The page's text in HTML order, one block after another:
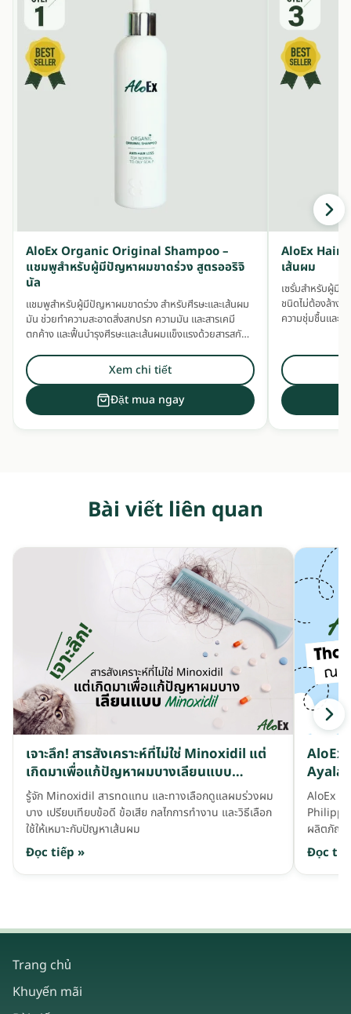
AloEx Organic Original Shampoo –
แชมพูสำหรับผู้มีปัญหาผมขาดร่วง สูตรออริจิ
นัล
แชมพูสำหรับผู้มีปัญหาผมขาดร่วง สำหรับศีรษะและเส้นผม
มัน ช่วยทำความสะอาดสิ่งสกปรก ความมัน และสารเคมี
ตกค้าง และฟื้นบำรุงศีรษะและเส้นผมแข็งแรงด้วยสารสกัด
Xem chi tiết
Đặt mua ngay
AloEx Hair
เส้นผม
เซรั่มสำหรับผู้มี
ชนิดไม่ต้องล้างอ
ความชุ่มชื้นและส
Bài viết liên quan
เจาะลึก! สารสังเคราะห์ที่ไม่ใช่ Minoxidil แต่
เกิดมาเพื่อแก้ปัญหาผมบางเลียนแบบ
Minoxidil
รู้จัก Minoxidil สารทดแทน และทางเลือกดูแลผมร่วงผม
บาง เปรียบเทียบข้อดี ข้อเสีย กลไกการทำงาน และวิธีเลือก
ใช้ให้เหมาะกับปัญหาเส้นผม
Đọc tiếp »
AloEx
Ayala
AloEx ร่
ผลิตภัณฑ์
Đọc
Trang chủ
Khuyến mãi